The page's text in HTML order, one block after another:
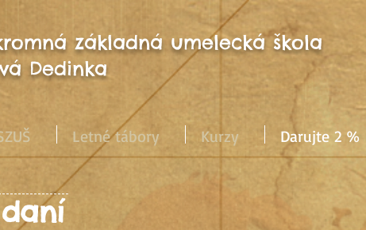
základná umelecká škola
Dedinka
Letné tábory Kurzy Darujte 2 %